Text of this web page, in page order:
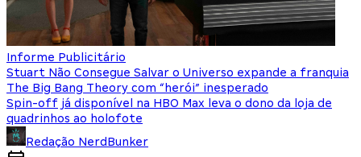
Informe Publicitário
Stuart Não Consegue Salvar o Universo expande a franquia
The Big Bang Theory com “herói” inesperado
Spin-off já disponível na HBO Max leva o dono da loja de
quadrinhos ao holofote
Redação NerdBunker